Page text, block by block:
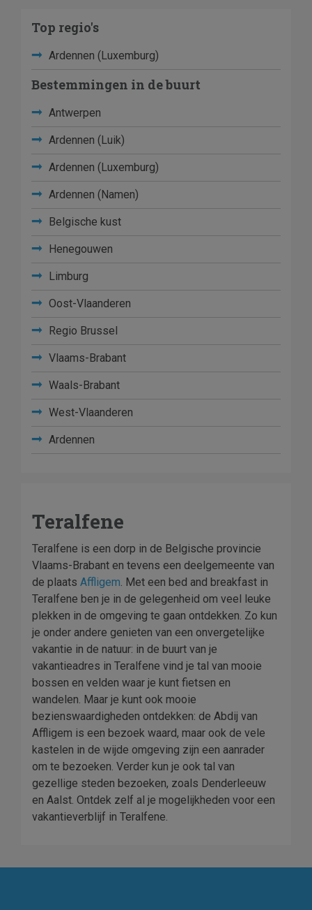
Top regio's
Ardennen (Luxemburg)
Bestemmingen in de buurt
Antwerpen
Ardennen (Luik)
Ardennen (Luxemburg)
Ardennen (Namen)
Belgische kust
Henegouwen
Limburg
Oost-Vlaanderen
Regio Brussel
Vlaams-Brabant
Waals-Brabant
West-Vlaanderen
Ardennen
Teralfene
Teralfene is een dorp in de Belgische provincie
Vlaams-Brabant en tevens een deelgemeente van
de plaats Affligem. Met een bed and breakfast in
Teralfene ben je in de gelegenheid om veel leuke
plekken in de omgeving te gaan ontdekken. Zo kun
je onder andere genieten van een onvergetelijke
vakantie in de natuur: in de buurt van je
vakantieadres in Teralfene vind je tal van mooie
bossen en velden waar je kunt fietsen en
wandelen. Maar je kunt ook mooie
bezienswaardigheden ontdekken: de Abdij van
Affligem is een bezoek waard, maar ook de vele
kastelen in de wijde omgeving zijn een aanrader
om te bezoeken. Verder kun je ook tal van
gezellige steden bezoeken, zoals Denderleeuw
en Aalst. Ontdek zelf al je mogelijkheden voor een
vakantieverblijf in Teralfene.